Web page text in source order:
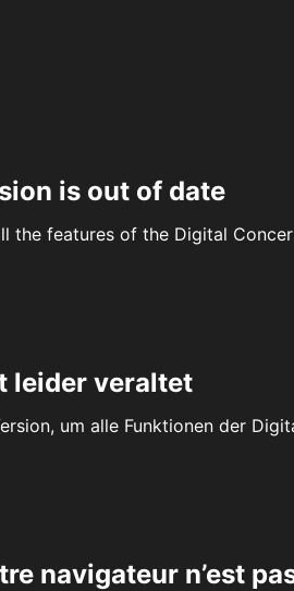
is out of date
the features of the Digital
leider veraltet
um alle Funktionen der
navigateur n’est